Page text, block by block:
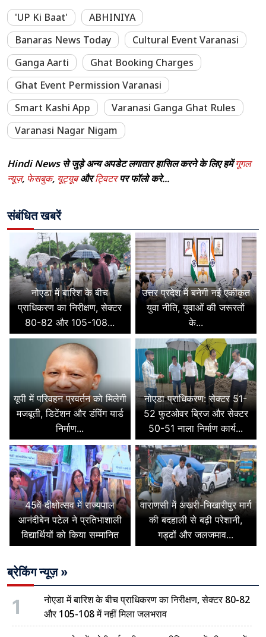
'UP Ki Baat'
ABHINIYA
Banaras News Today
Cultural Event Varanasi
Ganga Aarti
Ghat Booking Charges
Ghat Event Permission Varanasi
Smart Kashi App
Varanasi Ganga Ghat Rules
Varanasi Nagar Nigam
Hindi News से जुड़े अन्य अपडेट लगातार हासिल करने के लिए हमेंगूगल
न्यूज़, फेसबुक, यूट्यूबऔरट्विटरपर फॉलो करे...
संबंधित खबरें
नोएडा में बारिश के बीच
प्राधिकरण का निरीक्षण, सेक्टर
80-82 और 105-108...
उत्तर प्रदेश में बनेगी नई एकीकृत
युवा नीति, युवाओं की जरूरतों
के...
यूपी में परिवहन प्रवर्तन को मिलेगी
मजबूती, डिटेंशन और डंपिंग यार्ड
निर्माण...
नोएडा प्राधिकरण: सेक्टर 51-
52 फुटओवर ब्रिज और सेक्टर
50-51 नाला निर्माण कार्य...
45वें दीक्षोत्सव में राज्यपाल
आनंदीबेन पटेल ने प्रतिभाशाली
विद्यार्थियों को किया सम्मानित
वाराणसी में अखरी-भिखारीपुर मार्ग
की बदहाली से बढ़ी परेशानी,
गड्ढों और जलजमाव...
ब्रेकिंग न्यूज़ »
1
नोएडा में बारिश के बीच प्राधिकरण का निरीक्षण, सेक्टर 80-82
और 105-108 में नहीं मिला जलभराव